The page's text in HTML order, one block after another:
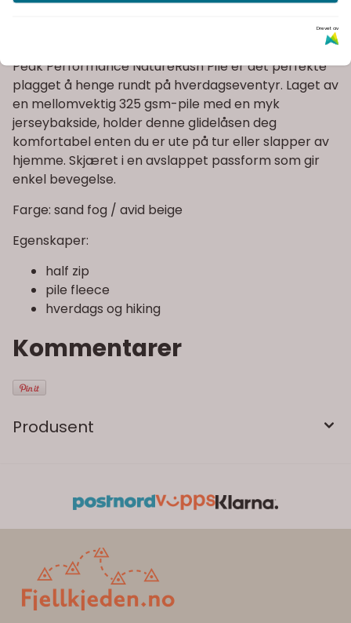
Peak Performance NatureRush Pile er det perfekte
plagget å henge rundt på hverdagseventyr. Laget av
en mellomvektig 325 gsm-pile med en myk
jerseybakside, holder denne glidelåsen deg
komfortabel enten du er ute på tur eller slapper av
hjemme. Skjæret i en avslappet passform som gir
enkel bevegelse.
Farge: sand fog / avid beige
Egenskaper:
half zip
pile fleece
hverdags og hiking
Kommentarer
Produsent
Drevet av